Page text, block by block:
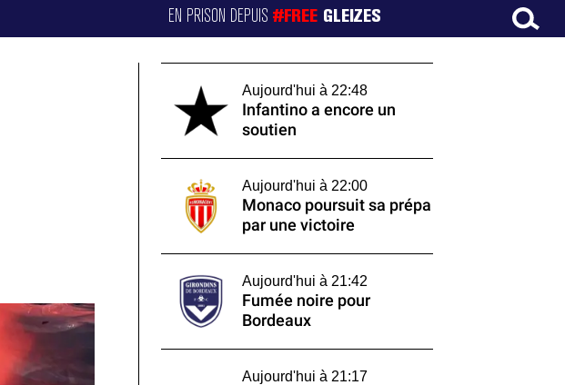
EN PRISON DEPUIS#FREE GLEIZES
Aujourd'hui à 22:48
Infantino a encore un
soutien
Aujourd'hui à 22:00
Monaco poursuit sa prépa
par une victoire
Aujourd'hui à 21:42
Fumée noire pour
Bordeaux
Aujourd'hui à 21:17